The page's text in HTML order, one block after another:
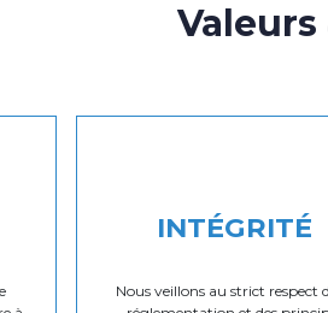
INTÉGRITÉ
Nous veillons au strict respect